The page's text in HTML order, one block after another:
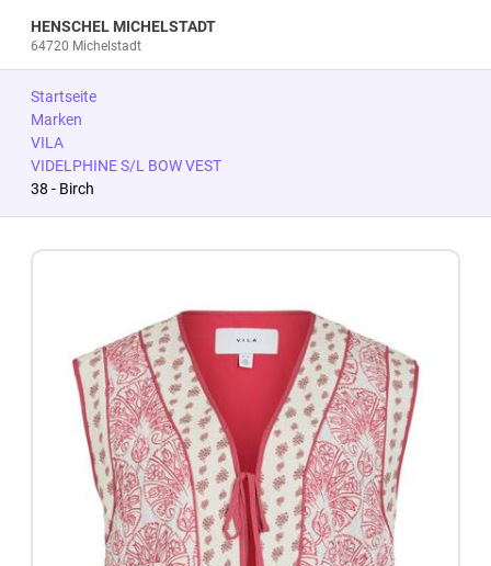
HENSCHEL MICHELSTADT
64720 Michelstadt
Startseite
Marken
VILA
VIDELPHINE S/L BOW VEST
38 - Birch